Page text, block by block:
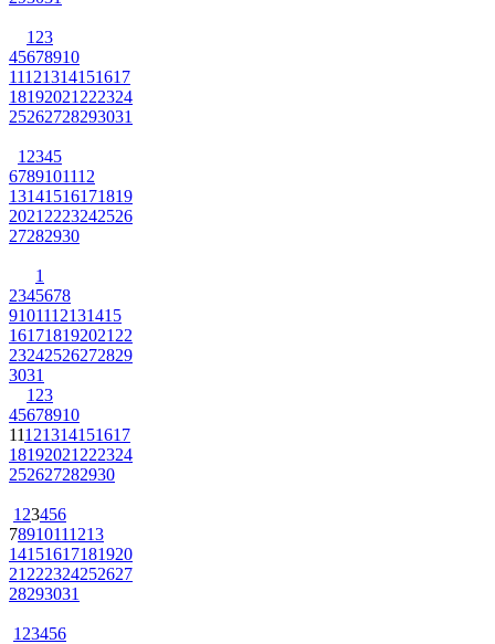
123
45678910
11121314151617
18192021222324
25262728293031
12345
6789101112
13141516171819
20212223242526
27282930
1
2345678
9101112131415
16171819202122
23242526272829
3031
123
45678910
11121314151617
18192021222324
252627282930
123456
78910111213
14151617181920
21222324252627
28293031
123456